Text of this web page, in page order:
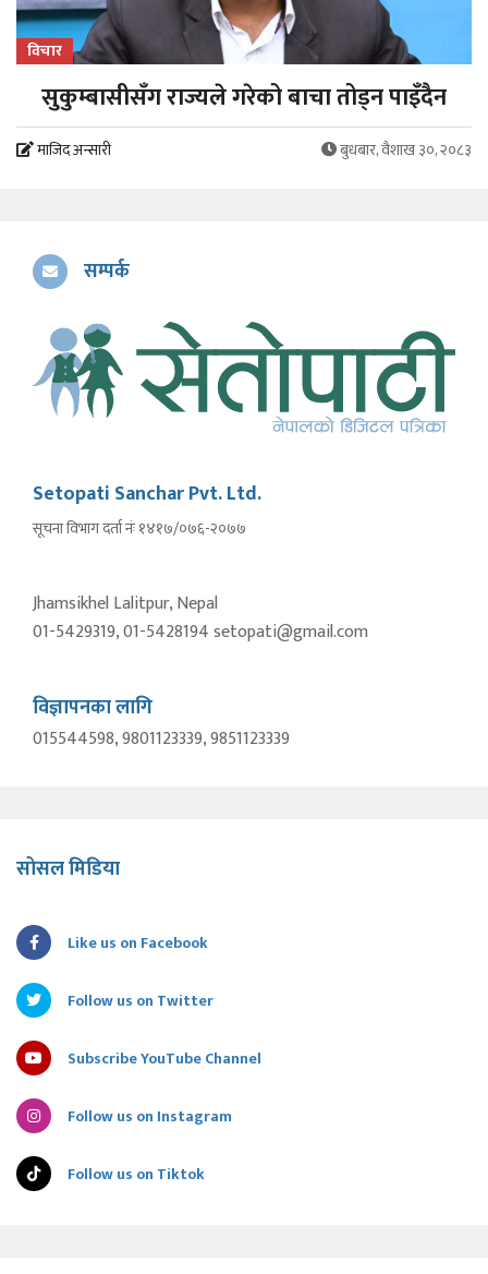
विचार
सुकुम्बासीसँग राज्यले गरेको बाचा तोड्न पाइँदैन
माजिद अन्सारी बुधबार, वैशाख ३०, २०८३
सम्पर्क
Setopati Sanchar Pvt. Ltd.
सूचना विभाग दर्ता नंः १४१७/०७६-२०७७
Jhamsikhel Lalitpur, Nepal
01-5429319, 01-5428194 setopati@gmail.com
विज्ञापनका लागि
015544598, 9801123339, 9851123339
सोसल मिडिया
Like us on Facebook
Follow us on Twitter
Subscribe YouTube Channel
Follow us on Instagram
Follow us on Tiktok